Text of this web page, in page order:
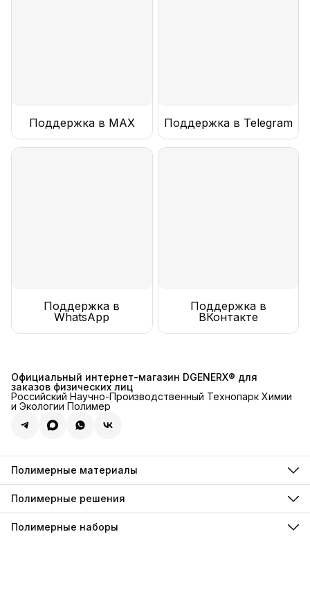
Поддержка в MAX Поддержка в Telegram
Поддержка в
WhatsApp
Поддержка в
ВКонтакте
Официальный интернет-магазин DGENERX® для
заказов физических лиц
Российский Научно-Производственный Технопарк Химии
и Экологии Полимер
Полимерные материалы
Полимерные инъекции
Полимерные грунтовки
Полимерные компаунды
Полимерные фиксаторы
Полимерные решения
Для декоративного хромирования
Для искусственной травы
Для резиновой крошки
Полимерные наборы